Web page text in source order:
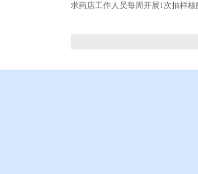
求药店工作人员每周开展1次抽样